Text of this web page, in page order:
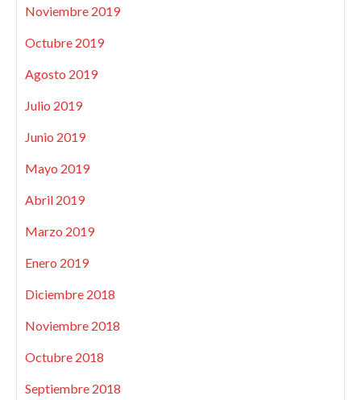
Noviembre 2019
Octubre 2019
Agosto 2019
Julio 2019
Junio 2019
Mayo 2019
Abril 2019
Marzo 2019
Enero 2019
Diciembre 2018
Noviembre 2018
Octubre 2018
Septiembre 2018